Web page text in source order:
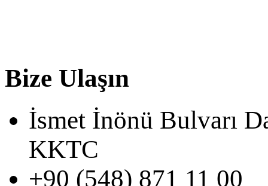
Bize Ulaşın
İsmet İnönü Bulvarı
KKTC
+90 (548) 871 11 00